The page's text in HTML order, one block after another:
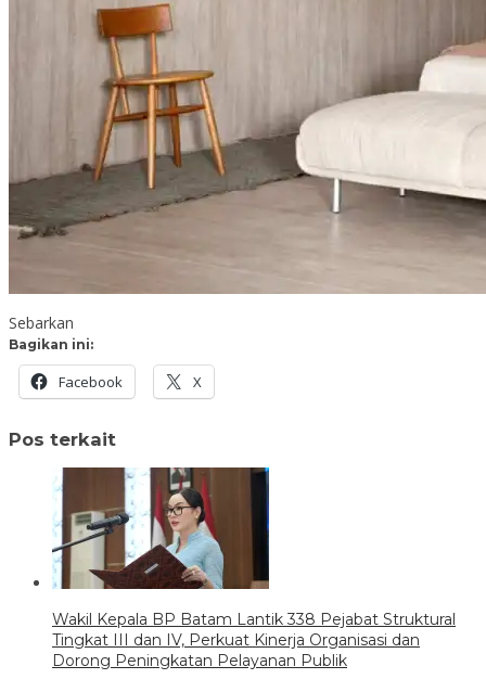
Sebarkan
Bagikan ini:
Facebook X
Pos terkait
Wakil Kepala BP Batam Lantik 338 Pejabat Struktural
Tingkat III dan IV, Perkuat Kinerja Organisasi dan
Dorong Peningkatan Pelayanan Publik